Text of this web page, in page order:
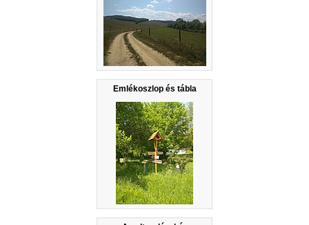
Emlékoszlop és tábla